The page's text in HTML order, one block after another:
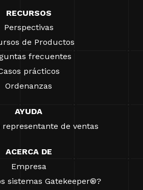
RECURSOS
Perspectivas
de Productos
frecuentes
prácticos
Ordenanzas
AYUDA
de ventas
ACERCA DE
Empresa
sistemas Gatekeeper®?